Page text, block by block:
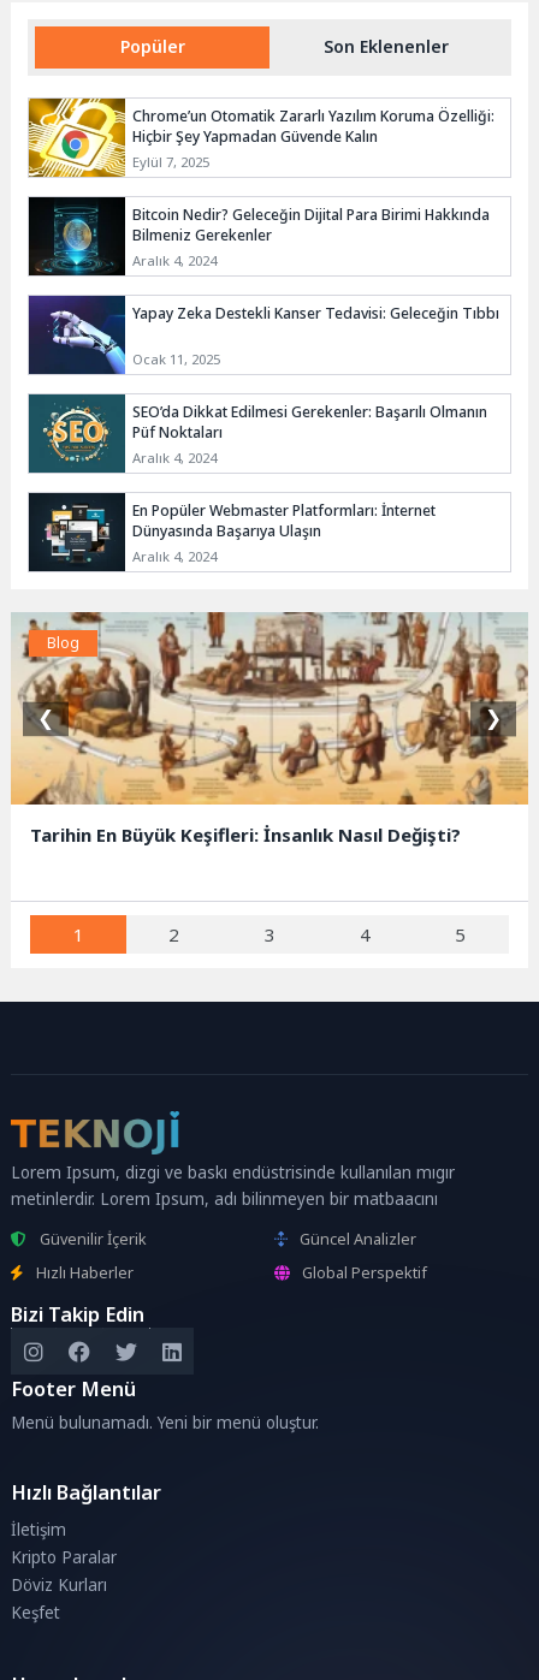
Popüler Son Eklenenler
Chrome’un Otomatik Zararlı Yazılım Koruma Özelliği:
Hiçbir Şey Yapmadan Güvende Kalın
Eylül 7, 2025
Bitcoin Nedir? Geleceğin Dijital Para Birimi Hakkında
Bilmeniz Gerekenler
Aralık 4, 2024
Yapay Zeka Destekli Kanser Tedavisi: Geleceğin Tıbbı
Ocak 11, 2025
SEO’da Dikkat Edilmesi Gerekenler: Başarılı Olmanın
Püf Noktaları
Aralık 4, 2024
En Popüler Webmaster Platformları: İnternet
Dünyasında Başarıya Ulaşın
Aralık 4, 2024
Blog
Tarihin En Büyük Keşifleri: İnsanlık Nasıl Değişti?
❮ ❯
1 2 3 4 5
Lorem Ipsum, dizgi ve baskı endüstrisinde kullanılan mıgır
metinlerdir. Lorem Ipsum, adı bilinmeyen bir matbaacını
Güvenilir İçerik
Güncel Analizler
Hızlı Haberler
Global Perspektif
Bizi Takip Edin
Footer Menü
Menü bulunamadı. Yeni bir menü oluştur.
Hızlı Bağlantılar
İletişim
Kripto Paralar
Döviz Kurları
Keşfet